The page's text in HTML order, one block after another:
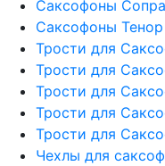
Саксофоны
Саксофоны Тенор
Трости для
Трости для
Трости для
Трости для
Трости для
Чехлы для